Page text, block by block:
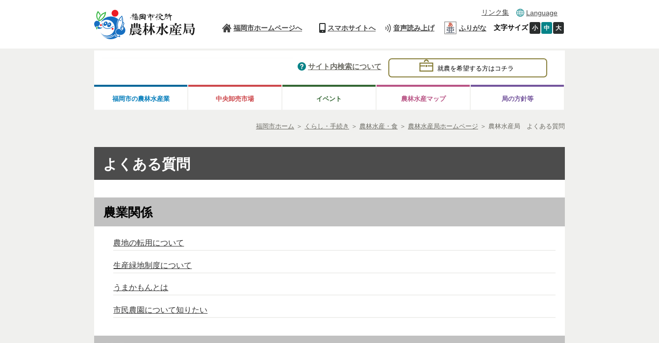
リンク集
Language
福岡市ホームページへ
スマホサイトへ 音声読み上げ ふりがな 文字サイズ 小 中 大
就農を希望する方はコチラ
サイト内検索について
福岡市の農林水産業 中央卸売市場 イベント 農林水産マップ 局の方針等
福岡市ホーム ＞ くらし・手続き ＞ 農林水産・食 ＞ 農林水産局ホームページ ＞ 農林水産局 よくある質問
よくある質問
農業関係
農地の転用について
生産緑地制度について
うまかもんとは
市民農園について知りたい